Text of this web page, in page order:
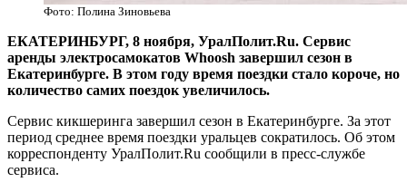
Фото: Полина Зиновьева
ЕКАТЕРИНБУРГ, 8 ноября, УралПолит.Ru. Сервис
аренды электросамокатов Whoosh завершил сезон в
Екатеринбурге. В этом году время поездки стало короче, но
количество самих поездок увеличилось.
Сервис кикшеринга завершил сезон в Екатеринбурге. За этот
период среднее время поездки уральцев сократилось. Об этом
корреспонденту УралПолит.Ru сообщили в пресс-службе
сервиса.